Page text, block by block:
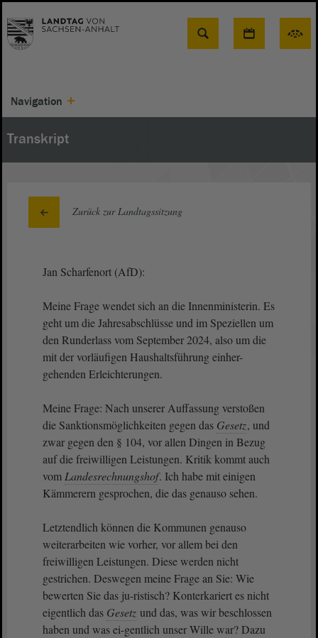
Suche
Navigation
Transkript
Zurück zur Landtagssitzung
Jan Scharfenort (AfD):
Meine Frage wendet sich an die Innenministerin. Es
geht um die Jahresabschlüsse und im Speziellen um
den Runderlass vom September 2024, also um die
mit der vorläufigen Haushaltsführung einher-
gehenden Erleichterungen.
Meine Frage: Nach unserer Auffassung verstoßen
die Sanktionsmöglichkeiten gegen das Gesetz, und
zwar gegen den § 104, vor allen Dingen in Bezug
auf die freiwilligen Leistungen. Kritik kommt auch
vom Landesrechnungshof. Ich habe mit einigen
Kämmerern gesprochen, die das genauso sehen.
Letztendlich können die Kommunen genauso
weiterarbeiten wie vorher, vor allem bei den
freiwilligen Leistungen. Diese werden nicht
gestrichen. Deswegen meine Frage an Sie: Wie
bewerten Sie das ju-ristisch? Konterkariert es nicht
eigentlich das Gesetz und das, was wir beschlossen
haben und was ei-gentlich unser Wille war? Dazu